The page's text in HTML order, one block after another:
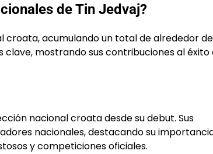
de Tin Jedvaj?
croata, acumulando un total de alrededor
mostrando sus contribuciones al éxito
nacional croata desde su debut. Sus
nacionales, destacando su
y competiciones oficiales.